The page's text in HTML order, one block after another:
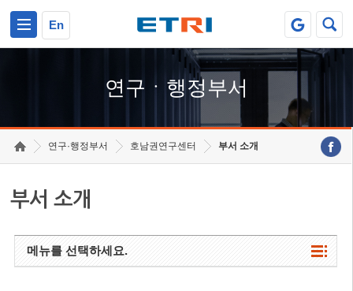
En
연구ㆍ행정부서
연구·행정부서 호남권연구센터 부서 소개
부서 소개
메뉴를 선택하세요.